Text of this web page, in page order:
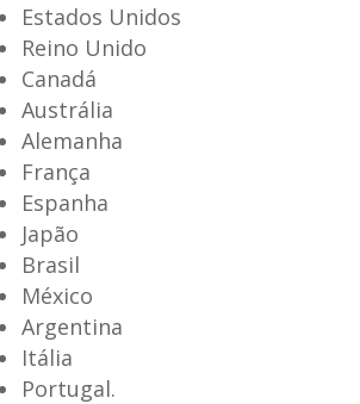
Estados Unidos
Reino Unido
Canadá
Austrália
Alemanha
França
Espanha
Japão
Brasil
México
Argentina
Itália
Portugal.